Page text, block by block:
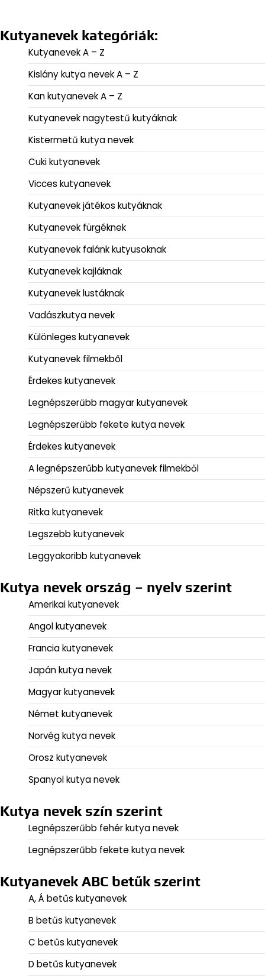
Kutyanevek kategóriák:
Kutyanevek A – Z
Kislány kutya nevek A – Z
Kan kutyanevek A – Z
Kutyanevek nagytestű kutyáknak
Kistermetű kutya nevek
Cuki kutyanevek
Vicces kutyanevek
Kutyanevek játékos kutyáknak
Kutyanevek fürgéknek
Kutyanevek falánk kutyusoknak
Kutyanevek kajláknak
Kutyanevek lustáknak
Vadászkutya nevek
Különleges kutyanevek
Kutyanevek filmekből
Érdekes kutyanevek
Legnépszerűbb magyar kutyanevek
Legnépszerűbb fekete kutya nevek
Érdekes kutyanevek
A legnépszerűbb kutyanevek filmekből
Népszerű kutyanevek
Ritka kutyanevek
Legszebb kutyanevek
Leggyakoribb kutyanevek
Kutya nevek ország – nyelv szerint
Amerikai kutyanevek
Angol kutyanevek
Francia kutyanevek
Japán kutya nevek
Magyar kutyanevek
Német kutyanevek
Norvég kutya nevek
Orosz kutyanevek
Spanyol kutya nevek
Kutya nevek szín szerint
Legnépszerűbb fehér kutya nevek
Legnépszerűbb fekete kutya nevek
Kutyanevek ABC betűk szerint
A, Á betűs kutyanevek
B betűs kutyanevek
C betűs kutyanevek
D betűs kutyanevek